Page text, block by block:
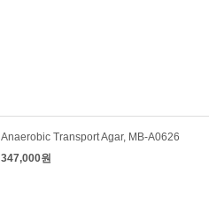
Anaerobic Transport Agar, MB-A0626
347,000원